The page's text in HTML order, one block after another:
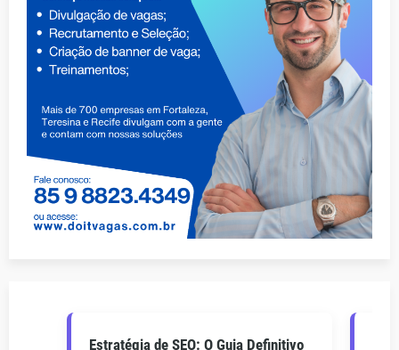
Estratégia de SEO: O Guia Definitivo